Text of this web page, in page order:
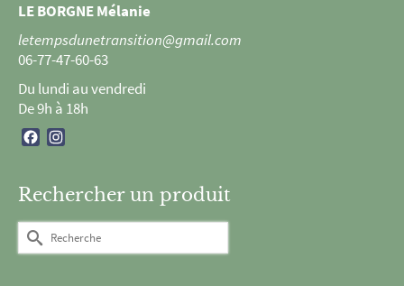
LE BORGNE Mélanie
letempsdunetransition@gmail.com
06-77-47-60-63
Du lundi au vendredi
De 9h à 18h
Facebook
Rechercher un produit
Rechercher :